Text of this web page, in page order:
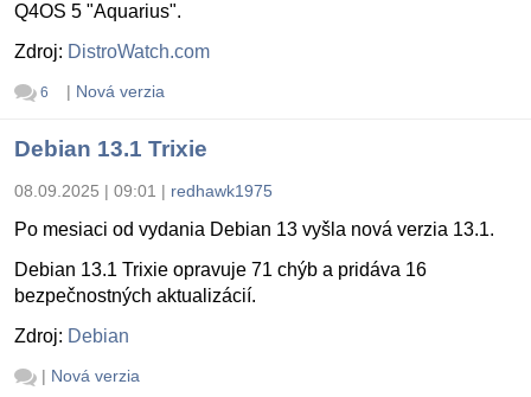
Q4OS 5 "Aquarius".
Zdroj: DistroWatch.com
6 | Nová verzia
Debian 13.1 Trixie
08.09.2025 | 09:01 | redhawk1975
Po mesiaci od vydania Debian 13 vyšla nová verzia 13.1.
Debian 13.1 Trixie opravuje 71 chýb a pridáva 16
bezpečnostných aktualizácií.
Zdroj: Debian
| Nová verzia